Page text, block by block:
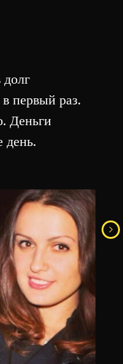
первый раз.
Деньги
день.